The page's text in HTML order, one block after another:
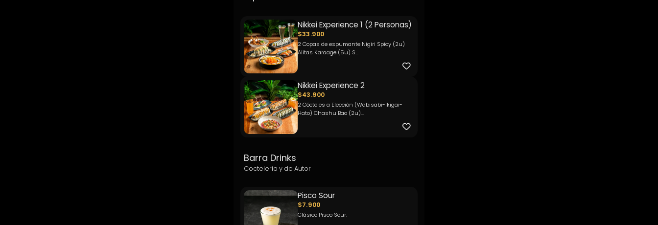
Nikkei Experience 1 (2 Personas)
$33.900
2 Copas de espumante Nigiri Spicy (2u)
Alitas Karaage (5u) S...
Nikkei Experience 2
$43.900
2 Cócteles a Elección (Wabisabi-Ikigai-
Hato) Chashu Bao (2u)...
Barra Drinks
Coctelería y de Autor
Pisco Sour
$7.900
Clásico Pisco Sour.